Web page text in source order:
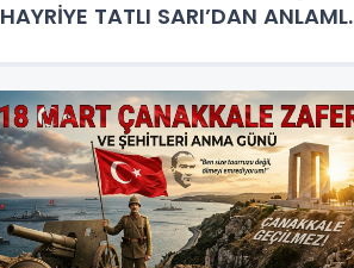
HAYRİYE TATLI SARI’DAN ANLAMLI